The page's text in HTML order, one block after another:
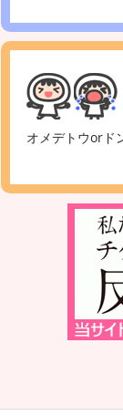
オメデトウorド